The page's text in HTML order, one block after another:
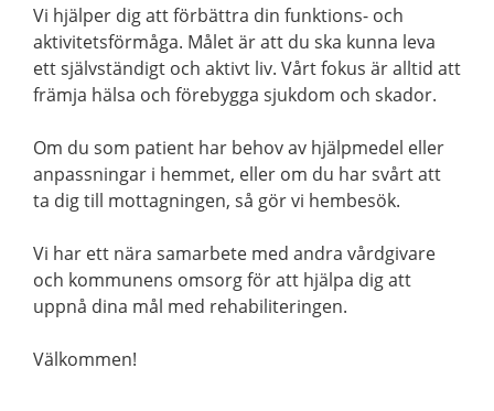
Vi hjälper dig att förbättra din funktions- och
aktivitetsförmåga. Målet är att du ska kunna leva
ett självständigt och aktivt liv. Vårt fokus är alltid att
främja hälsa och förebygga sjukdom och skador.
Om du som patient har behov av hjälpmedel eller
anpassningar i hemmet, eller om du har svårt att
ta dig till mottagningen, så gör vi hembesök.
Vi har ett nära samarbete med andra vårdgivare
och kommunens omsorg för att hjälpa dig att
uppnå dina mål med rehabiliteringen.
Välkommen!